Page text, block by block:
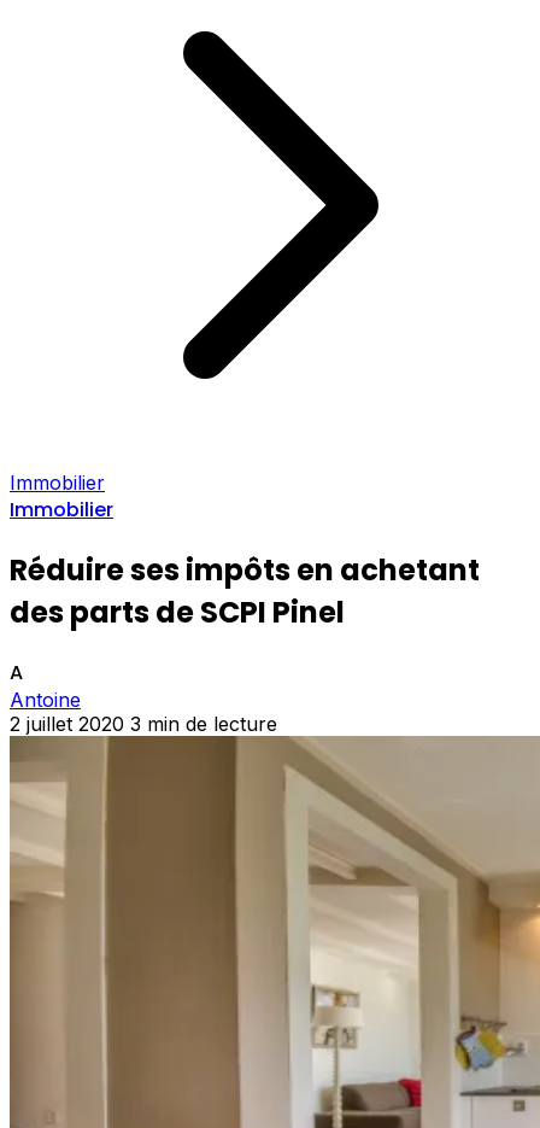
Immobilier
Immobilier
Réduire ses impôts en achetant
des parts de SCPI Pinel
A
Antoine
2 juillet 2020 3 min de lecture